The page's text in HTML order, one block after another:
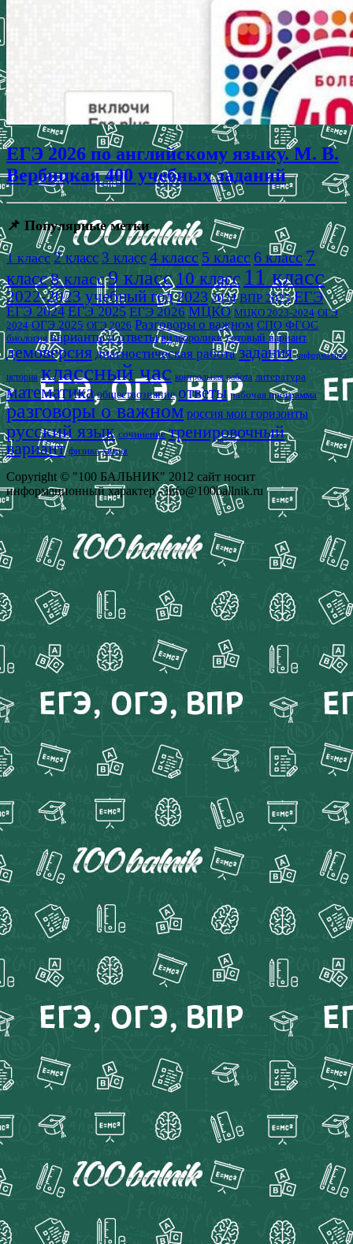
ЕГЭ 2026 по английскому языку. М. В.
Вербицкая 400 учебных заданий
📌 Популярные метки
1 класс 2 класс 3 класс4 класс 5 класс 6 класс 7
класс8 класс9 класс10 класс 11 класс
2022-2023 учебный год2023 2024 ВПР 2025 ЕГЭ
ЕГЭ 2024 ЕГЭ 2025 ЕГЭ 2026 МЦКО МЦКО 2023-2024 ОГЭ
2024 ОГЭ 2025 ОГЭ 2026 Разговоры о важном СПО ФГОС
биология варианты и ответы видеоролики готовый вариант
демоверсия диагностическая работа задания информатика
история классный час контрольная работа литература
математика обществознание ответы рабочая программа
разговоры о важном россия мои горизонты
русский язык сочинение тренировочный
вариант физика химия
Copyright © "100 БАЛЬНИК" 2012 сайт носит
информационный характер - info@100ballnik.ru